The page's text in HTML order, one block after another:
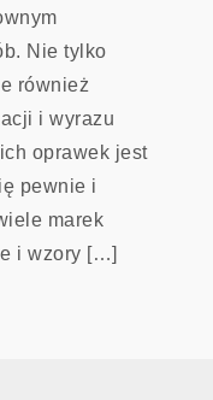
Nie tylko
również
i wyrazu
oprawek jest
pewnie i
marek
i wzory […]